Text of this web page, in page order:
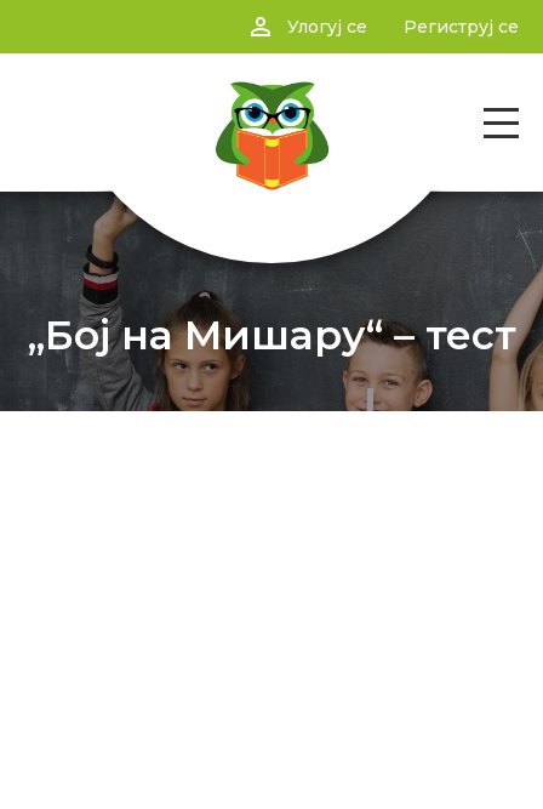
person_outline Улогуј се Региструј се
„Бој на Мишару“ – тест